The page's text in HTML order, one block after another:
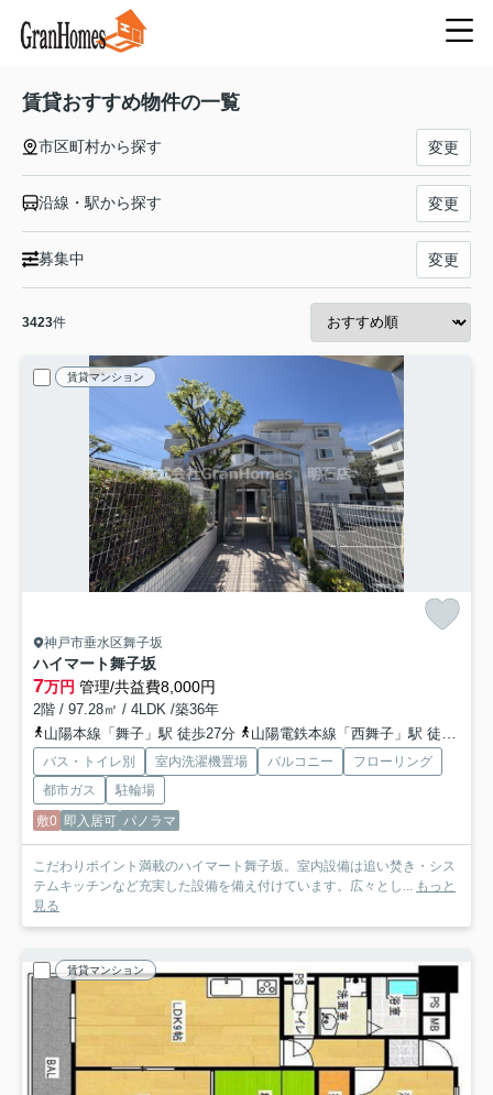
賃貸おすすめ物件の一覧
市区町村から探す 変更
沿線・駅から探す 変更
募集中 変更
3423件
賃貸マンション
神戸市垂水区舞子坂
ハイマート舞子坂
7万円 管理/共益費8,000円
2階 / 97.28㎡ / 4LDK /築36年
山陽本線「舞子」駅 徒歩27分
山陽電鉄本線「西舞子」駅 徒歩24分
バス・トイレ別 室内洗濯機置場 バルコニー
フローリング
都市ガス
駐輪場
敷0 即入居可 パノラマ
こだわりポイント満載のハイマート舞子坂。室内設備は追い焚き・シス
テムキッチンなど充実した設備を備え付けています。広々とし...
もっと
見る
賃貸マンション